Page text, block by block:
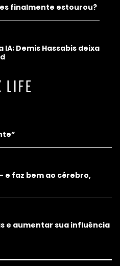
finalmente estourou?
Demis Hassabis deixa
LIFE
e faz bem ao cérebro,
e aumentar sua influência